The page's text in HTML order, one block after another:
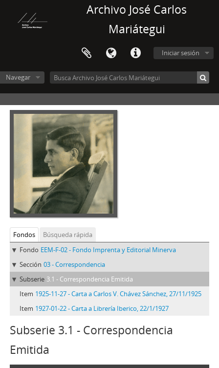
Archivo José Carlos
Mariátegui
Iniciar sesión
Navegar
Fondos
Búsqueda rápida
Fondo EEM-F-02 - Fondo Imprenta y Editorial Minerva
Sección 03 - Correspondencia
Subserie 3.1 - Correspondencia Emitida
Item 1925-11-27 - Carta a Carlos V. Chávez Sánchez, 27/11/1925
Item 1927-01-22 - Carta a Librería Iberico, 22/1/1927
Subserie 3.1 - Correspondencia
Emitida